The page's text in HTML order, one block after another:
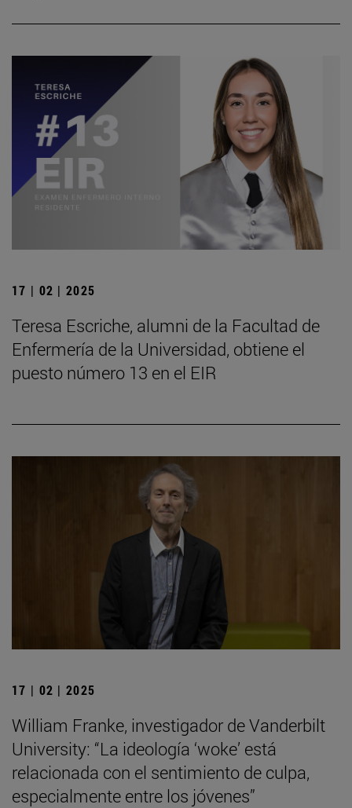
17 | 02 | 2025
Teresa Escriche, alumni de la Facultad de
Enfermería de la Universidad, obtiene el
puesto número 13 en el EIR
17 | 02 | 2025
William Franke, investigador de Vanderbilt
University: “La ideología ‘woke’ está
relacionada con el sentimiento de culpa,
especialmente entre los jóvenes”